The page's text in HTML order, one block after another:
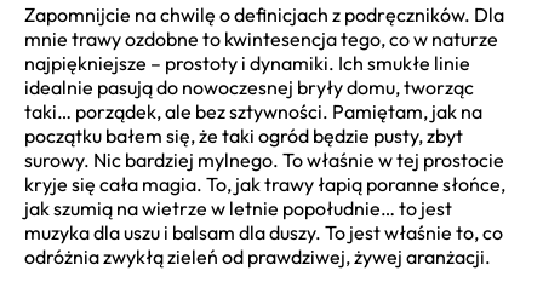
Zapomnijcie na chwilę o definicjach z podręczników. Dla
mnie trawy ozdobne to kwintesencja tego, co w naturze
najpiękniejsze – prostoty i dynamiki. Ich smukłe linie
idealnie pasują do nowoczesnej bryły domu, tworząc
taki… porządek, ale bez sztywności. Pamiętam, jak na
początku bałem się, że taki ogród będzie pusty, zbyt
surowy. Nic bardziej mylnego. To właśnie w tej prostocie
kryje się cała magia. To, jak trawy łapią poranne słońce,
jak szumią na wietrze w letnie popołudnie… to jest
muzyka dla uszu i balsam dla duszy. To jest właśnie to, co
odróżnia zwykłą zieleń od prawdziwej, żywej aranżacji.